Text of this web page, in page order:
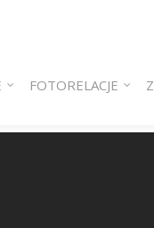
FOTORELACJE